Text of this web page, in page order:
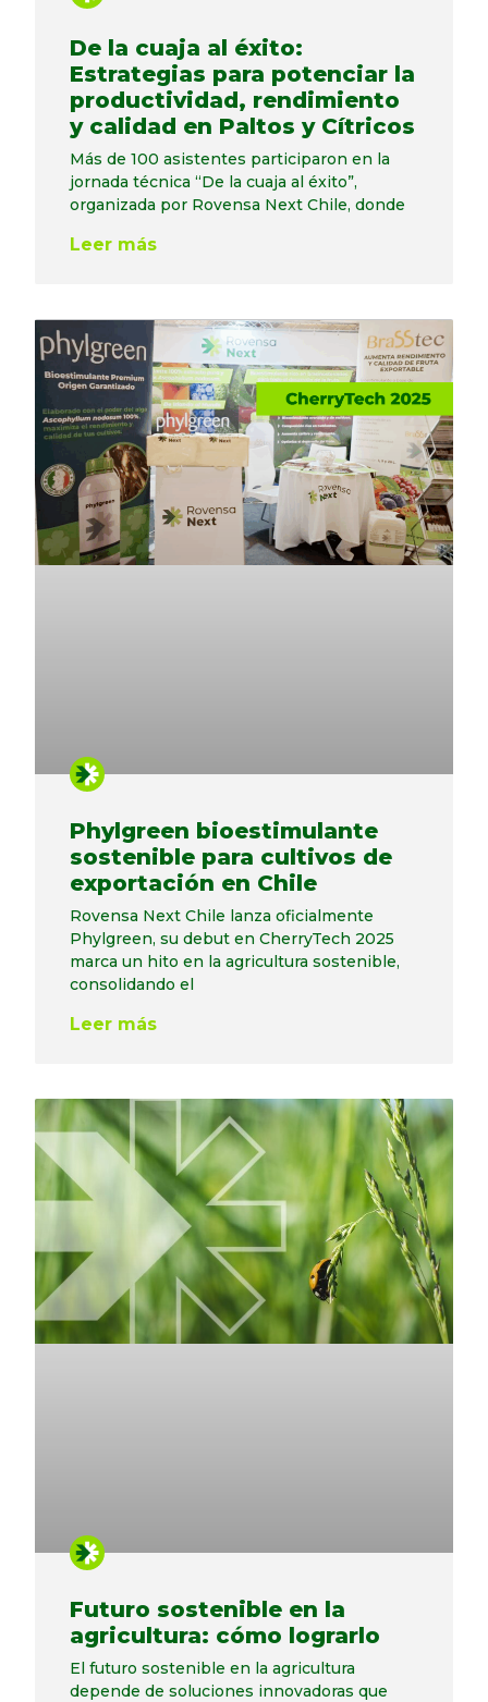
De la cuaja al éxito:
Estrategias para potenciar la
productividad, rendimiento
y calidad en Paltos y Cítricos
Más de 100 asistentes participaron en la
jornada técnica “De la cuaja al éxito”,
organizada por Rovensa Next Chile, donde
Leer más
Phylgreen bioestimulante
sostenible para cultivos de
exportación en Chile
Rovensa Next Chile lanza oficialmente
Phylgreen, su debut en CherryTech 2025
marca un hito en la agricultura sostenible,
consolidando el
Leer más
Futuro sostenible en la
agricultura: cómo lograrlo
El futuro sostenible en la agricultura
depende de soluciones innovadoras que